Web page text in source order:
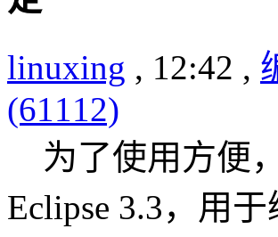
linuxing , 12:42 ,
(61112)
为了使用方便
Eclipse 3.3，用